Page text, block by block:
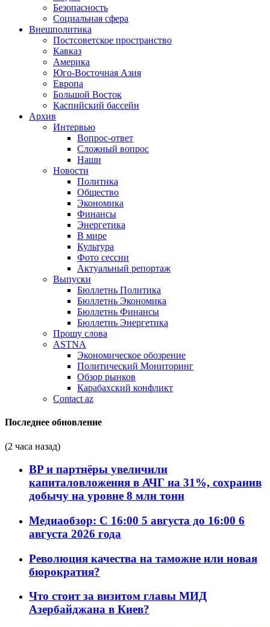
Безопасность
Социальная сфера
Внешполитика
Постсоветское пространство
Кавказ
Америка
Юго-Восточная Азия
Европа
Большой Восток
Каспийский бассейн
Архив
Интервью
Вопрос-ответ
Сложный вопрос
Наши
Новости
Политика
Общество
Экономика
Финансы
Энергетика
В мире
Культура
Фото сессии
Актуальный репортаж
Выпуски
Бюллетнь Политика
Бюллетнь Экономика
Бюллетнь Финансы
Бюллетнь Энергетика
Прошу слова
ASTNA
Экономическое обозрение
Политический Мониторинг
Обзор рынков
Карабахский конфликт
Contact az
Последнее обновление
(2 часа назад)
BP и партнёры увеличили
капиталовложения в АЧГ на 31%, сохранив
добычу на уровне 8 млн тонн
Медиаобзор: С 16:00 5 августа до 16:00 6
августа 2026 года
Революция качества на таможне или новая
бюрократия?
Что стоит за визитом главы МИД
Азербайджана в Киев?